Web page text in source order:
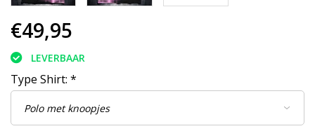
€49,95
LEVERBAAR
Type Shirt: *